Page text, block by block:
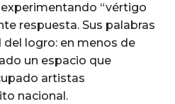
“vértigo
respuesta. Sus palabras
logro: en menos de
un espacio que
artistas
nacional.